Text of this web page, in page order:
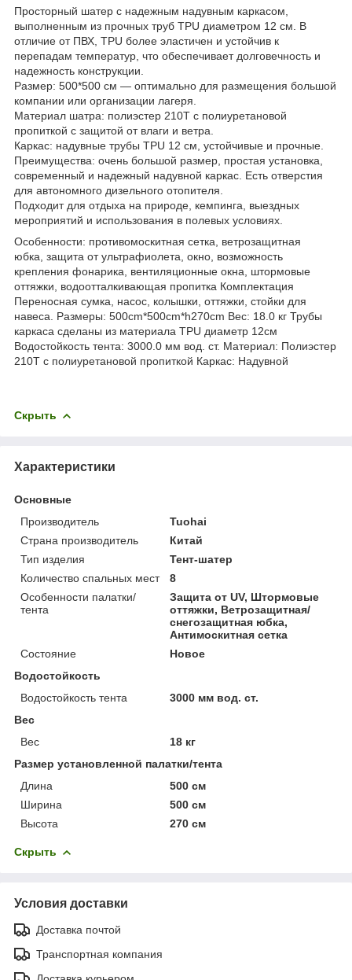
Просторный шатер с надежным надувным каркасом,
выполненным из прочных труб TPU диаметром 12 см. В
отличие от ПВХ, TPU более эластичен и устойчив к
перепадам температур, что обеспечивает долговечность и
надежность конструкции.
Размер: 500*500 см — оптимально для размещения большой
компании или организации лагеря.
Материал шатра: полиэстер 210T с полиуретановой
пропиткой с защитой от влаги и ветра.
Каркас: надувные трубы TPU 12 см, устойчивые и прочные.
Преимущества: очень большой размер, простая установка,
современный и надежный надувной каркас. Есть отверстия
для автономного дизельного отопителя.
Подходит для отдыха на природе, кемпинга, выездных
мероприятий и использования в полевых условиях.
Особенности: противомоскитная сетка, ветрозащитная
юбка, защита от ультрафиолета, окно, возможность
крепления фонарика, вентиляционные окна, штормовые
оттяжки, водоотталкивающая пропитка Комплектация
Переносная сумка, насос, колышки, оттяжки, стойки для
навеса. Размеры: 500cm*500cm*h270cm Вес: 18.0 кг Трубы
каркаса сделаны из материала TPU диаметр 12см
Водостойкость тента: 3000.0 мм вод. ст. Материал: Полиэстер
210Т с полиуретановой пропиткой Каркас: Надувной
Скрыть
Характеристики
Основные
Производитель
Tuohai
Страна производитель
Китай
Тип изделия
Тент-шатер
Количество спальных мест
8
Особенности палатки/
тента
Защита от UV, Штормовые
оттяжки, Ветрозащитная/
снегозащитная юбка,
Антимоскитная сетка
Состояние
Новое
Водостойкость
Водостойкость тента
3000 мм вод. ст.
Вес
Вес
18 кг
Размер установленной палатки/тента
Длина
500 см
Ширина
500 см
Высота
270 см
Скрыть
Условия доставки
Доставка почтой
Транспортная компания